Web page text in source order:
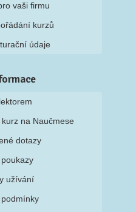
vaši firmu
kurzů
údaje
na Naučmese
dotazy
užívání